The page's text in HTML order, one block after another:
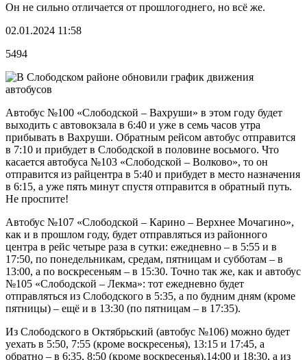
Он не сильно отличается от прошлогоднего, но всё же.
02.01.2024 11:58
5494
Автобус №100 «Слободской – Вахруши» в этом году будет
выходить с автовокзала в 6:40 и уже в семь часов утра
прибывать в Вахруши. Обратным рейсом автобус отправится
в 7:10 и прибудет в Слободской в половине восьмого. Что
касается автобуса №103 «Слободской – Волково», то он
отправится из райцентра в 5:40 и прибудет в место назначения
в 6:15, а уже пять минут спустя отправится в обратный путь.
Не проспите!
Автобус №107 «Слободской – Карино – Верхнее Мочагино»,
как и в прошлом году, будет отправляться из районного
центра в рейс четыре раза в сутки: ежедневно – в 5:55 и в
17:50, по понедельникам, средам, пятницам и субботам – в
13:00, а по воскресеньям – в 15:30. Точно так же, как и автобус
№105 «Слободской – Лекма»: тот ежедневно будет
отправляться из Слободского в 5:35, а по будним дням (кроме
пятницы) – ещё и в 13:30 (по пятницам – в 17:35).
Из Слободского в Октябрьский (автобус №106) можно будет
уехать в 5:50, 7:55 (кроме воскресенья), 13:15 и 17:45, а
обратно – в 6:35, 8:50 (кроме воскресенья),14:00 и 18:30, а из